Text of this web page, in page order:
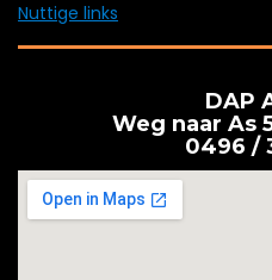
Nuttige links
DAP
Weg naar As
0496 /